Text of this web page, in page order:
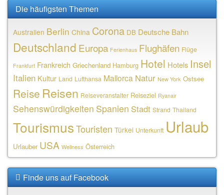
Die häufigsten Themen
Australien Berlin China Corona DB Deutsche Bahn
Deutschland Europa Ferienhaus Flughäfen Flüge
Frankfurt Frankreich Griechenland Hamburg Hotel Hotels Insel
Italien Kultur Land Lufthansa Mallorca Natur New York Ostsee
Reise Reisen Reiseveranstalter Reiseziel Ryanair
Sehenswürdigkeiten Spanien Stadt Strand Thailand
TourismusTouristen Türkei Unterkunft Urlaub
Urlauber USA Wellness Österreich
Finde uns auf Facebook